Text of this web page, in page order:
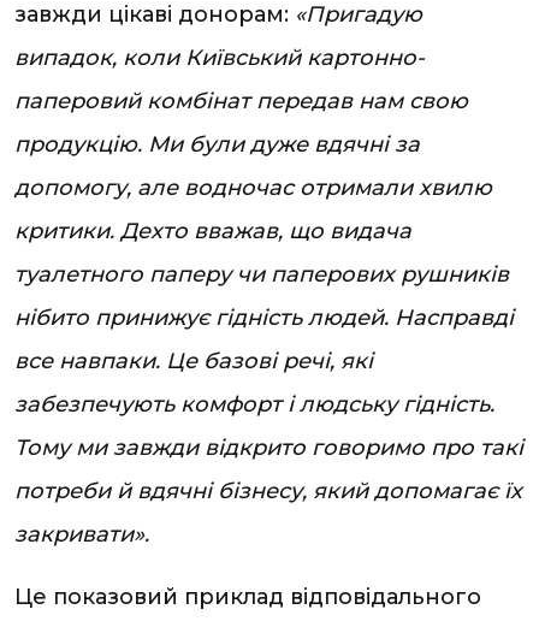
завжди цікаві донорам: «Пригадую
випадок, коли Київський картонно-
паперовий комбінат передав нам свою
продукцію. Ми були дуже вдячні за
допомогу, але водночас отримали хвилю
критики. Дехто вважав, що видача
туалетного паперу чи паперових рушників
нібито принижує гідність людей. Насправді
все навпаки. Це базові речі, які
забезпечують комфорт і людську гідність.
Тому ми завжди відкрито говоримо про такі
потреби й вдячні бізнесу, який допомагає їх
закривати».
Це показовий приклад відповідального